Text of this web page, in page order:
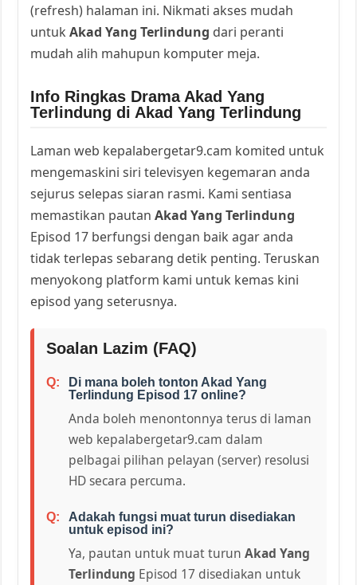
(refresh) halaman ini. Nikmati akses mudah
untukAkad Yang Terlindung dari peranti
mudah alih mahupun komputer meja.
Info Ringkas Drama Akad Yang
Terlindung di Akad Yang Terlindung
Laman web kepalabergetar9.cam komited untuk
mengemaskini siri televisyen kegemaran anda
sejurus selepas siaran rasmi. Kami sentiasa
memastikan pautanAkad Yang Terlindung
Episod 17 berfungsi dengan baik agar anda
tidak terlepas sebarang detik penting. Teruskan
menyokong platform kami untuk kemas kini
episod yang seterusnya.
Soalan Lazim (FAQ)
Di mana boleh tonton Akad Yang
Terlindung Episod 17 online?
Anda boleh menontonnya terus di laman
web kepalabergetar9.cam dalam
pelbagai pilihan pelayan (server) resolusi
HD secara percuma.
Adakah fungsi muat turun disediakan
untuk episod ini?
Ya, pautan untuk muat turunAkad Yang
Terlindung Episod 17 disediakan untuk